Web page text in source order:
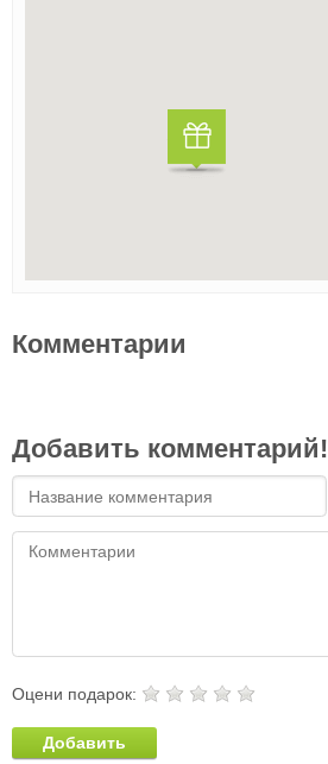
Комментарии
Добавить комментарий!
Оцени подарок:
Добавить